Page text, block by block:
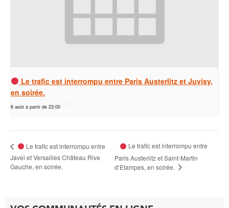
Le trafic est interrompu entre Paris Austerlitz et Juvisy,
en soirée.
6 août à partir de 23:00
Le trafic est interrompu entre
Javel et Versailles Château Rive
Gauche, en soirée.
Le trafic est interrompu entre
Paris Austerlitz et Saint-Martin
d’Etampes, en soirée.